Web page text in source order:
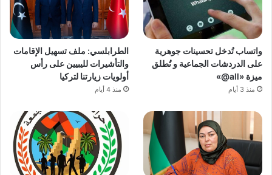
واتساب تُدخل تحسينات جوهرية
على الدردشات الجماعية و تُطلق
ميزة «all@»
منذ 3 أيام
الطرابلسي: ملف تسهيل الإقامات
والتأشيرات لليبيين على رأس
أولويات زيارتنا لتركيا
منذ 4 أيام